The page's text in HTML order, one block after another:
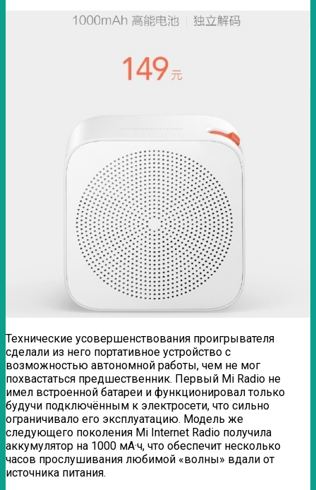
Технические усовершенствования проигрывателя
сделали из него портативное устройство с
возможностью автономной работы, чем не мог
похвастаться предшественник. Первый Mi Radio не
имел встроенной батареи и функционировал только
будучи подключённым к электросети, что сильно
ограничивало его эксплуатацию. Модель же
следующего поколения Mi Internet Radio получила
аккумулятор на 1000 мА·ч, что обеспечит несколько
часов прослушивания любимой «волны» вдали от
источника питания.